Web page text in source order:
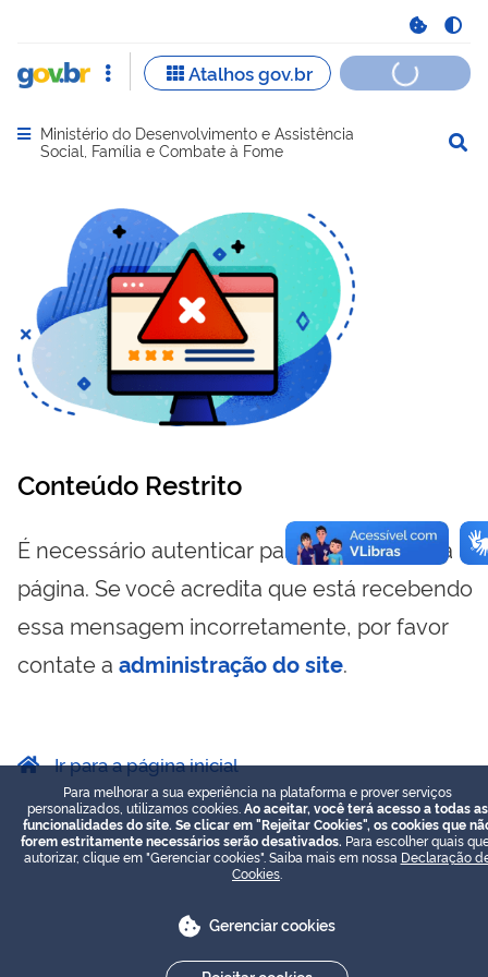
Abrir menu principal de navegação
Ministério do Desenvolvimento e Assistência
Social, Família e Combate à Fome
Conteúdo Restrito
É necessário autenticar para visualizar essa
página. Se você acredita que está recebendo
essa mensagem incorretamente, por favor
contate a administração do site.
Ir para a página inicial
Para melhorar a sua experiência na plataforma e prover serviços
personalizados, utilizamos cookies. Ao aceitar, você terá acesso a todas as
funcionalidades do site. Se clicar em "Rejeitar Cookies", os cookies que
forem estritamente necessários serão desativados. Para escolher quais
autorizar, clique em "Gerenciar cookies". Saiba mais em nossa Declaração
Cookies
Gerenciar cookies